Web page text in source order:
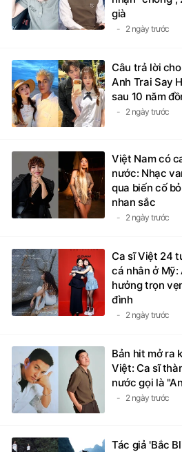
già
2 ngày trước
Câu trả lời
Anh Trai Say
sau 10 năm
2 ngày trước
Việt Nam có
nước: Nhạc
qua biến cố
nhan sắc
2 ngày trước
Ca sĩ Việt 24
cá nhân ở
hưởng trọn
đình
2 ngày trước
Bản hit mở ra
Việt: Ca sĩ
nước gọi là
2 ngày trước
Tác giả 'Bắc